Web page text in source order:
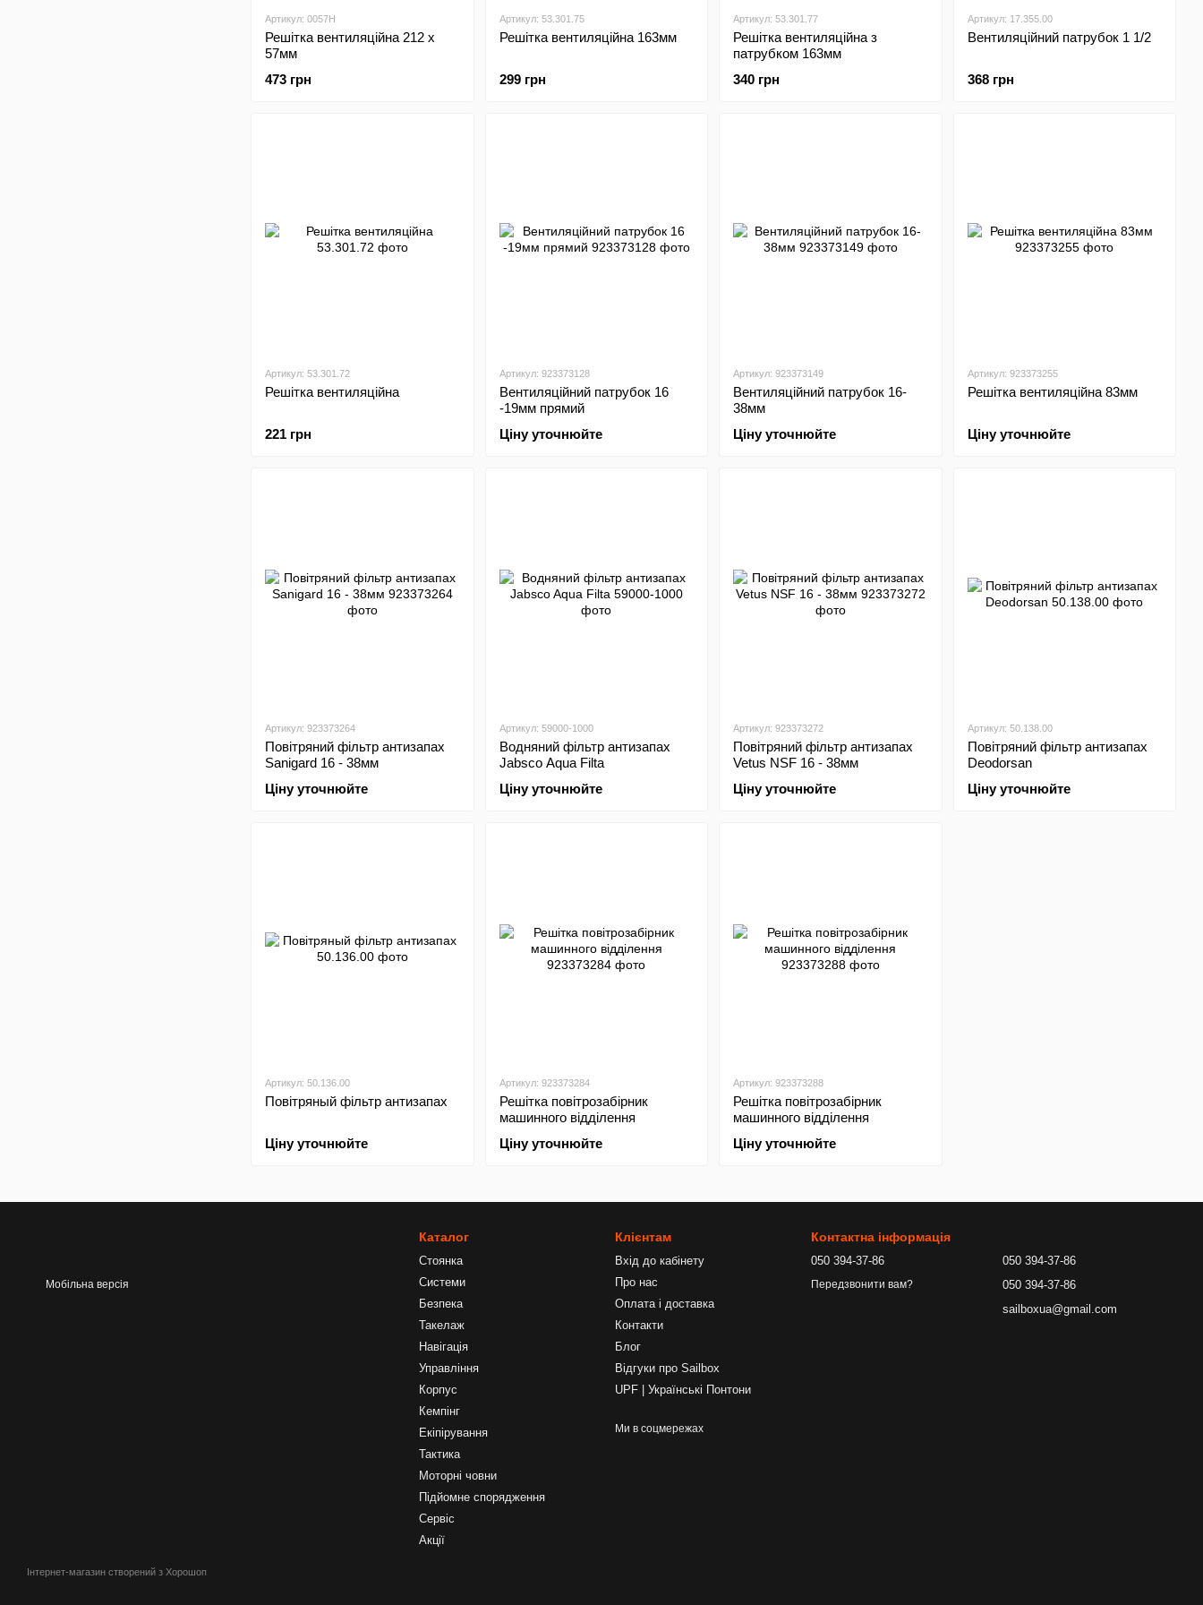
Артикул: 0057Н
Решітка вентиляційна 212 х
57мм
473 грн
Артикул: 53.301.75
Решітка вентиляційна 163мм
299 грн
Артикул: 53.301.77
Решітка вентиляційна з
патрубком 163мм
340 грн
Артикул: 17.355.00
Вентиляційний патрубок 1 1/2
368 грн
Артикул: 53.301.72
Решітка вентиляційна
221 грн
Артикул: 923373128
Вентиляційний патрубок 16
-19мм прямий
Ціну уточнюйте
Артикул: 923373149
Вентиляційний патрубок 16-
38мм
Ціну уточнюйте
Артикул: 923373255
Решітка вентиляційна 83мм
Ціну уточнюйте
Артикул: 923373264
Повітряний фільтр антизапах
Sanigard 16 - 38мм
Ціну уточнюйте
Артикул: 59000-1000
Водняний фільтр антизапах
Jabsco Aqua Filta
Ціну уточнюйте
Артикул: 923373272
Повітряний фільтр антизапах
Vetus NSF 16 - 38мм
Ціну уточнюйте
Артикул: 50.138.00
Повітряний фільтр антизапах
Deodorsan
Ціну уточнюйте
Артикул: 50.136.00
Повітряный фільтр антизапах
Ціну уточнюйте
Артикул: 923373284
Решітка повітрозабірник
машинного відділення
Ціну уточнюйте
Артикул: 923373288
Решітка повітрозабірник
машинного відділення
Ціну уточнюйте
Мобільна версія
Інтернет-магазин створений з Хорошоп
Каталог
Стоянка
Системи
Безпека
Такелаж
Навігація
Управління
Корпус
Кемпінг
Екіпірування
Тактика
Моторні човни
Підйомне спорядження
Сервіс
Акції
Клієнтам
Вхід до кабінету
Про нас
Оплата і доставка
Контакти
Блог
Відгуки про Sailbox
UPF | Українські Понтони
Ми в соцмережах
Контактна інформація
050 394-37-86
Передзвонити вам?
050 394-37-86
050 394-37-86
sailboxua@gmail.com